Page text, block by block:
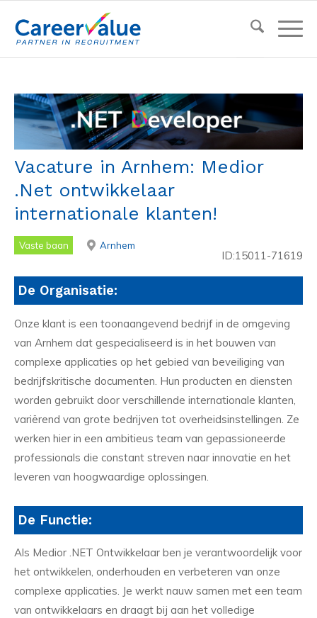
Vacature in Arnhem: Medior
.Net ontwikkelaar
internationale klanten!
Vaste baan Arnhem
ID:15011-71619
De Organisatie:
Onze klant is een toonaangevend bedrijf in de omgeving
van Arnhem dat gespecialiseerd is in het bouwen van
complexe applicaties op het gebied van beveiliging van
bedrijfskritische documenten. Hun producten en diensten
worden gebruikt door verschillende internationale klanten,
variërend van grote bedrijven tot overheidsinstellingen. Ze
werken hier in een ambitieus team van gepassioneerde
professionals die constant streven naar innovatie en het
leveren van hoogwaardige oplossingen.
De Functie:
Als Medior .NET Ontwikkelaar ben je verantwoordelijk voor
het ontwikkelen, onderhouden en verbeteren van onze
complexe applicaties. Je werkt nauw samen met een team
van ontwikkelaars en draagt bij aan het volledige